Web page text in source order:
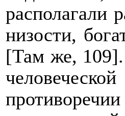
располагали
низости,
[Там же, 109].